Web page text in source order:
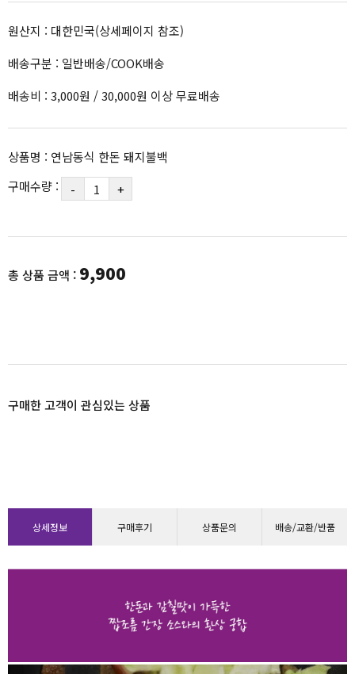
원산지 : 대한민국(상세페이지 참조)
배송구분 : 일반배송/COOK배송
배송비 : 3,000원 / 30,000원 이상 무료배송
상품명 : 연남동식 한돈 돼지불백
구매수량 :
- +
총 상품 금액 : 9,900
구매한 고객이 관심있는 상품
상세정보 구매후기 상품문의 배송/교환/반품